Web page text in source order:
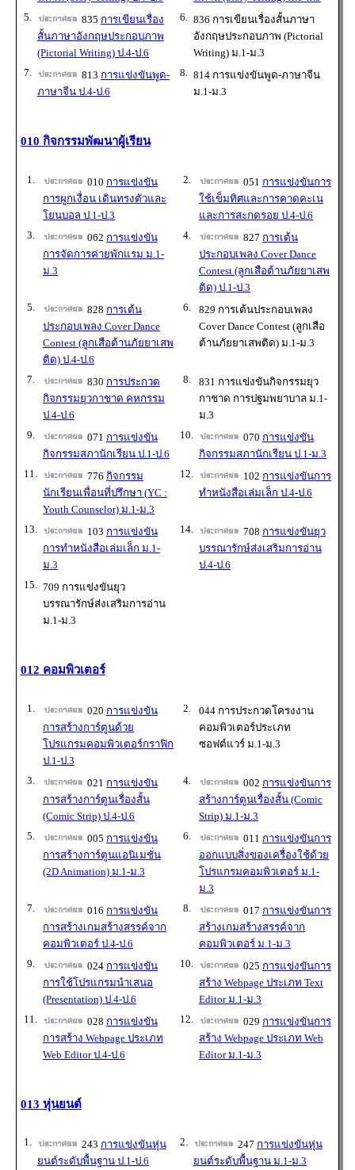
5.
835 การเขียนเรื่อง
สั้นภาษาอังกฤษประกอบภาพ
(Pictorial Writing) ป.4-ป.6
6.
836 การเขียนเรื่องสั้นภาษา
อังกฤษประกอบภาพ (Pictorial
Writing) ม.1-ม.3
7.
813 การแข่งขันพูด-
ภาษาจีน ป.4-ป.6
8.
814 การแข่งขันพูด-ภาษาจีน
ม.1-ม.3
010 กิจกรรมพัฒนาผู้เรียน
1. 010 การแข่งขัน
การผูกเงื่อน เดินทรงตัวและ
โยนบอล ป.1-ป.3
2. 051 การแข่งขันการ
ใช้เข็มทิศและการคาดคะเน
และการสะกดรอย ป.4-ป.6
3.
062 การแข่งขัน
การจัดการค่ายพักแรม ม.1-
ม.3
4. 827 การเต้น
ประกอบเพลง Cover Dance
Contest (ลูกเสือต้านภัยยาเสพ
ติด) ป.1-ป.3
5.
828 การเต้น
ประกอบเพลง Cover Dance
Contest (ลูกเสือต้านภัยยาเสพ
ติด) ป.4-ป.6
6.
829 การเต้นประกอบเพลง
Cover Dance Contest (ลูกเสือ
ต้านภัยยาเสพติด) ม.1-ม.3
7. 830 การประกวด
กิจกรรมยุวกาชาด คหกรรม
ป.4-ป.6
8.
831 การแข่งขันกิจกรรมยุว
กาชาด การปฐมพยาบาล ม.1-
ม.3
9.
071 การแข่งขัน
กิจกรรมสภานักเรียน ป.1-ป.6
10. 070 การแข่งขัน
กิจกรรมสภานักเรียน ป.1-ม.3
11.
776 กิจกรรม
นักเรียนเพื่อนที่ปรึกษา (YC :
Youth Counselor) ม.1-ม.3
12. 102 การแข่งขันการ
ทำหนังสือเล่มเล็ก ป.4-ป.6
13. 103 การแข่งขัน
การทำหนังสือเล่มเล็ก ม.1-
ม.3
14. 708 การแข่งขันยุว
บรรณารักษ์ส่งเสริมการอ่าน
ป.4-ป.6
15.
709 การแข่งขันยุว
บรรณารักษ์ส่งเสริมการอ่าน
ม.1-ม.3
012 คอมพิวเตอร์
1. 020 การแข่งขัน
การสร้างการ์ตูนด้วย
โปรแกรมคอมพิวเตอร์กราฟิก
ป.1-ป.3
2.
044 การประกวดโครงงาน
คอมพิวเตอร์ประเภท
ซอฟต์แวร์ ม.1-ม.3
3. 021 การแข่งขัน
การสร้างการ์ตูนเรื่องสั้น
(Comic Strip) ป.4-ป.6
4. 002 การแข่งขันการ
สร้างการ์ตูนเรื่องสั้น (Comic
Strip) ม.1-ม.3
5.
005 การแข่งขัน
การสร้างการ์ตูนแอนิเมชั่น
(2D Animation) ม.1-ม.3
6. 011 การแข่งขันการ
ออกแบบสิ่งของเครื่องใช้ด้วย
โปรแกรมคอมพิวเตอร์ ม.1-
ม.3
7.
016 การแข่งขัน
การสร้างเกมสร้างสรรค์จาก
คอมพิวเตอร์ ป.4-ป.6
8. 017 การแข่งขันการ
สร้างเกมสร้างสรรค์จาก
คอมพิวเตอร์ ม.1-ม.3
9.
024 การแข่งขัน
การใช้โปรแกรมนำเสนอ
(Presentation) ป.4-ป.6
10. 025 การแข่งขันการ
สร้าง Webpage ประเภท Text
Editor ม.1-ม.3
11.
028 การแข่งขัน
การสร้าง Webpage ประเภท
Web Editor ป.4-ป.6
12. 029 การแข่งขันการ
สร้าง Webpage ประเภท Web
Editor ม.1-ม.3
013 หุ่นยนต์
1. 243 การแข่งขันหุ่น
ยนต์ระดับพื้นฐาน ป.1-ป.6
2. 247 การแข่งขันหุ่น
ยนต์ระดับพื้นฐาน ม.1-ม.3